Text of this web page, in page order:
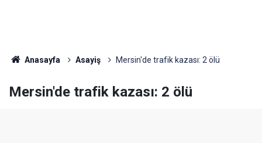
Anasayfa Asayiş Mersin'de trafik kazası: 2 ölü
Mersin'de trafik kazası: 2 ölü